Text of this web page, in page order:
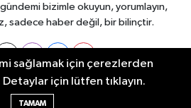
bizimle okuyun, yorumlayın,
sadece haber değil, bir bilinçtir.
sağlamak için çerezlerden
için lütfen tıklayın.
TAMAM